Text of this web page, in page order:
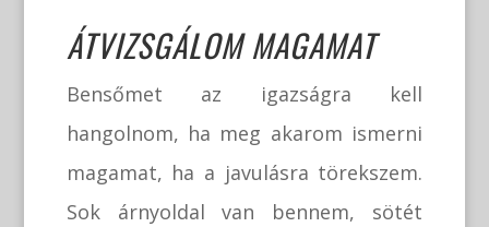
ÁTVIZSGÁLOM MAGAMAT
Bensőmet az igazságra kell
hangolnom, ha meg akarom ismerni
magamat, ha a javulásra törekszem.
Sok árnyoldal van bennem, sötét